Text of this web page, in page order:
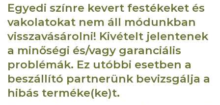
Egyedi színre kevert festékeket és
vakolatokat nem áll módunkban
visszavásárolni! Kivételt jelentenek
a minőségi és/vagy garanciális
problémák. Ez utóbbi esetben a
beszállító partnerünk bevizsgálja a
hibás terméke(ke)t.